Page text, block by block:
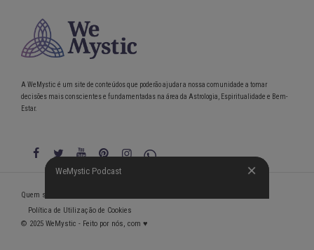
WeMystic Podcast
A WeMystic é um site de conteúdos que poderão ajudar a nossa comunidade a tomar
decisões mais conscientes e fundamentadas na área da Astrologia, Espiritualidade e Bem-
Estar.
WeMystic Podcast
Quem somos
Política de Utilização de Cookies
© 2025 WeMystic - Feito por nós, com ♥